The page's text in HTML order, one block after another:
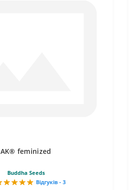
AK® feminized
Buddha Seeds
Відгуків - 3